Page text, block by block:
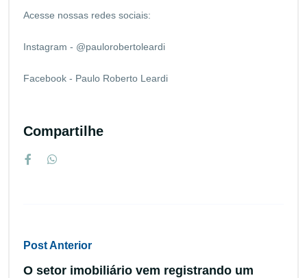
Acesse nossas redes sociais:
Instagram - @paulorobertoleardi
Facebook - Paulo Roberto Leardi
Compartilhe
Post Anterior
O setor imobiliário vem registrando um